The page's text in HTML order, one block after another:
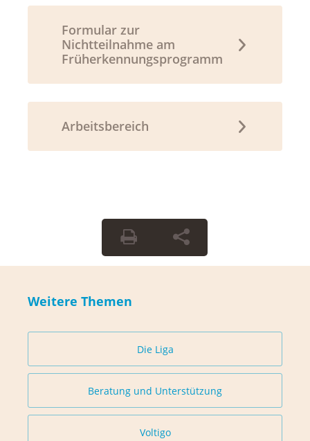
Formular zur
Nichtteilnahme am
Früherkennungsprogramm
Arbeitsbereich
Weitere Themen
Die Liga
Beratung und Unterstützung
Voltigo